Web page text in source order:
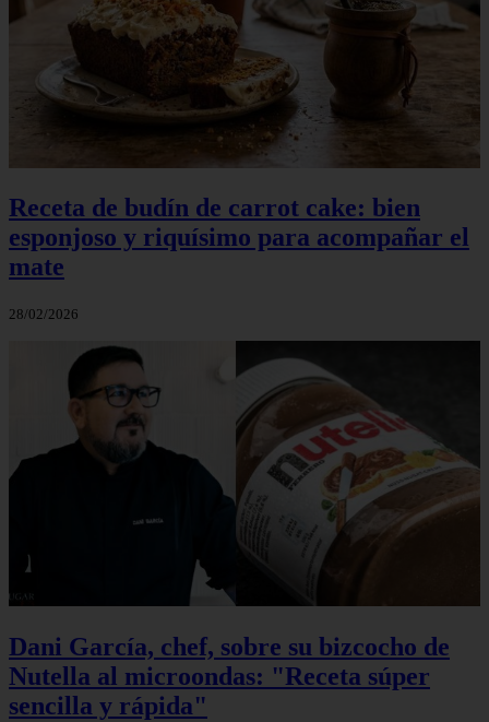
Receta de budín de carrot cake: bien
esponjoso y riquísimo para acompañar el
mate
28/02/2026
Dani García, chef, sobre su bizcocho de
Nutella al microondas: "Receta súper
sencilla y rápida"